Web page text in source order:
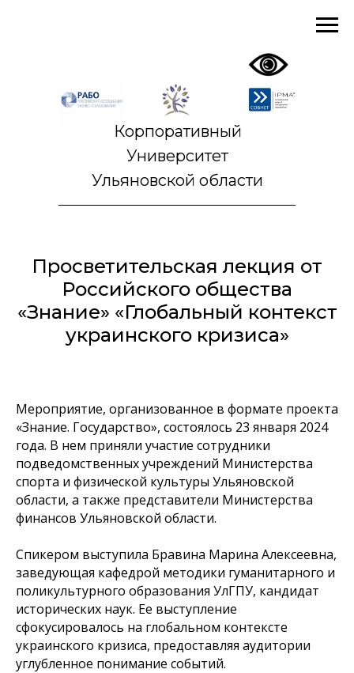
Корпоративный
Университет
Ульяновской области
Просветительская лекция от
Российского общества
«Знание» «Глобальный контекст
украинского кризиса»
Мероприятие, организованное в формате проекта
«Знание. Государство», состоялось 23 января 2024
года. В нем приняли участие сотрудники
подведомственных учреждений Министерства
спорта и физической культуры Ульяновской
области, а также представители Министерства
финансов Ульяновской области.
Спикером выступила Бравина Марина Алексеевна,
заведующая кафедрой методики гуманитарного и
поликультурного образования УлГПУ, кандидат
исторических наук. Ее выступление
сфокусировалось на глобальном контексте
украинского кризиса, предоставляя аудитории
углубленное понимание событий.